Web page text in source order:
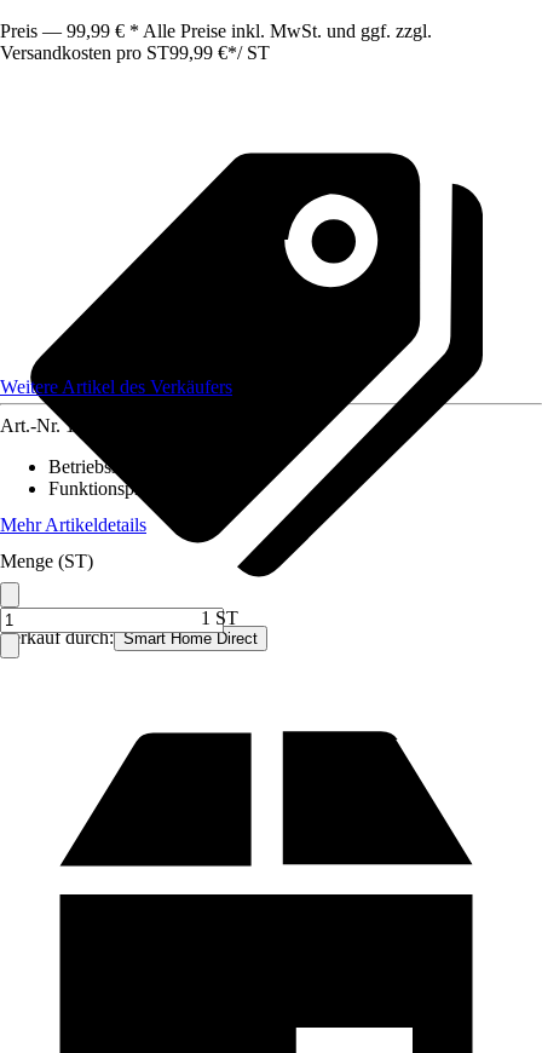
Preis — 99,99 € * Alle Preise inkl. MwSt. und ggf. zzgl.
Versandkosten pro ST99,99 €*/ ST
Verkauf durch: Smart Home Direct
Weitere Artikel des Verkäufers
Art.-Nr. 10562137
Betriebsspannung
Funktionsprüfung
Mehr Artikeldetails
Menge (ST)
1 ST